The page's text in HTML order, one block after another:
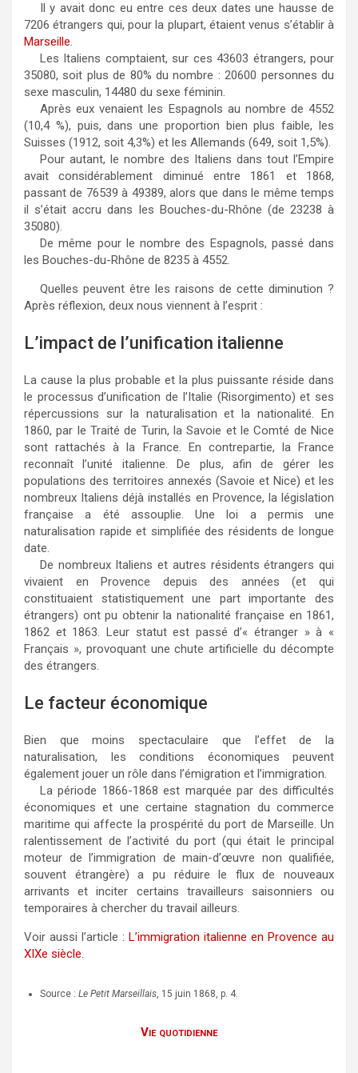
Il y avait donc eu entre ces deux dates une hausse de
7206 étrangers qui, pour la plupart, étaient venus s’établir à
Marseille.
Les Italiens comptaient, sur ces 43603 étrangers, pour
35080, soit plus de 80% du nombre : 20600 personnes du
sexe masculin, 14480 du sexe féminin.
Après eux venaient les Espagnols au nombre de 4552
(10,4 %), puis, dans une proportion bien plus faible, les
Suisses (1912, soit 4,3%) et les Allemands (649, soit 1,5%).
Pour autant, le nombre des Italiens dans tout l’Empire
avait considérablement diminué entre 1861 et 1868,
passant de 76539 à 49389, alors que dans le même temps
il s’était accru dans les Bouches-du-Rhône (de 23238 à
35080).
De même pour le nombre des Espagnols, passé dans
les Bouches-du-Rhône de 8235 à 4552.
Quelles peuvent être les raisons de cette diminution ?
Après réflexion, deux nous viennent à l’esprit :
L’impact de l’unification italienne
La cause la plus probable et la plus puissante réside dans
le processus d’unification de l’Italie (Risorgimento) et ses
répercussions sur la naturalisation et la nationalité. En
1860, par le Traité de Turin, la Savoie et le Comté de Nice
sont rattachés à la France. En contrepartie, la France
reconnaît l’unité italienne. De plus, afin de gérer les
populations des territoires annexés (Savoie et Nice) et les
nombreux Italiens déjà installés en Provence, la législation
française a été assouplie. Une loi a permis une
naturalisation rapide et simplifiée des résidents de longue
date.
De nombreux Italiens et autres résidents étrangers qui
vivaient en Provence depuis des années (et qui
constituaient statistiquement une part importante des
étrangers) ont pu obtenir la nationalité française en 1861,
1862 et 1863. Leur statut est passé d’« étranger » à «
Français », provoquant une chute artificielle du décompte
des étrangers.
Le facteur économique
Bien que moins spectaculaire que l’effet de la
naturalisation, les conditions économiques peuvent
également jouer un rôle dans l’émigration et l’immigration.
La période 1866-1868 est marquée par des difficultés
économiques et une certaine stagnation du commerce
maritime qui affecte la prospérité du port de Marseille. Un
ralentissement de l’activité du port (qui était le principal
moteur de l’immigration de main-d’œuvre non qualifiée,
souvent étrangère) a pu réduire le flux de nouveaux
arrivants et inciter certains travailleurs saisonniers ou
temporaires à chercher du travail ailleurs.
Voir aussi l’article : L’immigration italienne en Provence au
XIXe siècle.
Source : Le Petit Marseillais, 15 juin 1868, p. 4.
Vie quotidienne